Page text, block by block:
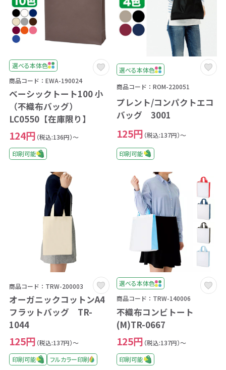
選べる本体色
商品コード：EWA-190024
ベーシックトート100 小
（不織布バッグ）
LC0550【在庫限り】
124円 （税込:136円）～
印刷可能
選べる本体色
商品コード：ROM-220051
プレント/コンパクトエコ
バッグ 3001
125円 （税込:137円）～
印刷可能
商品コード：TRW-200003
オーガニックコットンA4
フラットバッグ TR-
1044
125円 （税込:137円）～
印刷可能
フルカラー印刷
選べる本体色
商品コード：TRW-140006
不織布コンビトート
(M)TR-0667
125円 （税込:137円）～
印刷可能